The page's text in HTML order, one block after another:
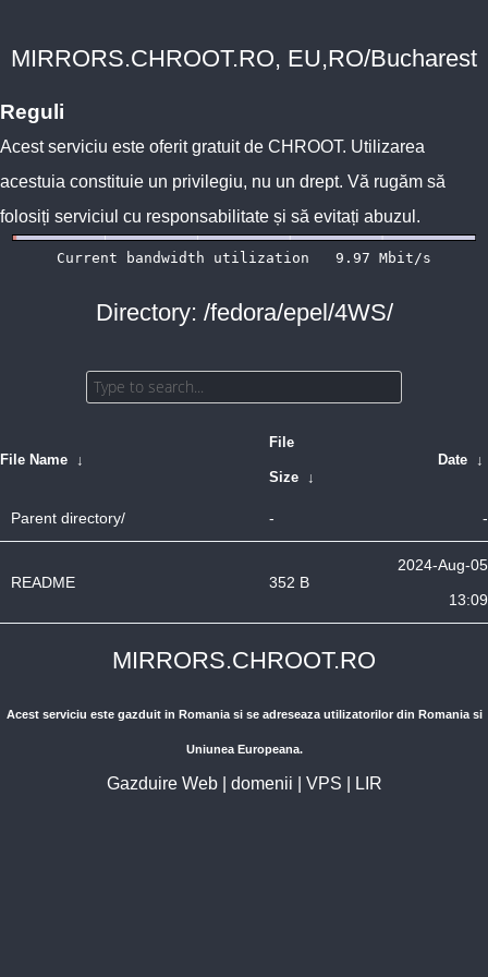
MIRRORS.CHROOT.RO, EU,RO/Bucharest
Reguli
Acest serviciu este oferit gratuit de CHROOT. Utilizarea
acestuia constituie un privilegiu, nu un drept. Vă rugăm să
folosiți serviciul cu responsabilitate și să evitați abuzul.
Directory: /fedora/epel/4WS/
File Name ↓
File
Size ↓
Date ↓
Parent directory/ - -
README 352 B
2024-Aug-05
13:09
MIRRORS.CHROOT.RO
Acest serviciu este gazduit in Romania si se adreseaza utilizatorilor din Romania si
Uniunea Europeana.
Gazduire Web| domenii VPS LIR